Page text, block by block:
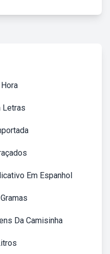
Letras
Em Espanhol
Da Camisinha